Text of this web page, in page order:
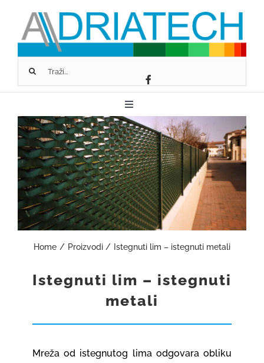
content
Toggle
Navigation
O NAMA
FASSA BORTOLO
SCHLÜTER-SYSTEMS
GEOPIETRA
GRADNJA I OPREMANJE
Home Proizvodi Istegnuti lim – istegnuti metali
Istegnuti lim – istegnuti
metali
Mreža od istegnutog lima odgovara obliku